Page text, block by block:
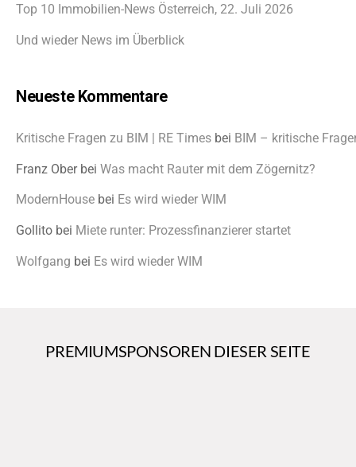
Top 10 Immobilien-News Österreich, 22. Juli 2026
Und wieder News im Überblick
Neueste Kommentare
Kritische Fragen zu BIM | RE Times bei BIM – kritische
Franz Oberbei Was macht Rauter mit dem Zögernitz?
ModernHouse bei Es wird wieder WIM
Gollito bei Miete runter: Prozessfinanzierer startet
Wolfgang bei Es wird wieder WIM
PREMIUMSPONSOREN DIESER SEITE